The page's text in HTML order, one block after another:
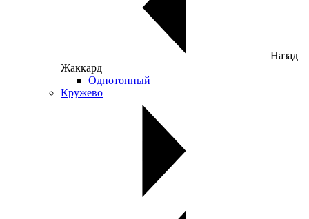
Назад
Жаккард
Однотонный
Кружево